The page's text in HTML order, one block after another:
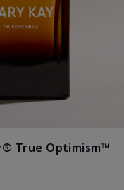
True Optimism™